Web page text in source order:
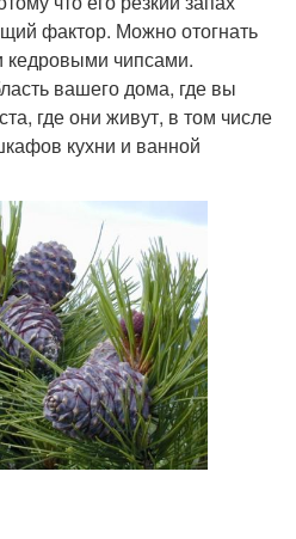
фактор. Можно отогнать
кедровыми чипсами.
вашего дома, где вы
где они живут, в том числе
кухни и ванной